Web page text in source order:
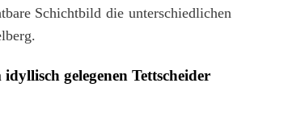
Schichtbild die unterschiedlichen
gelegenen Tettscheider